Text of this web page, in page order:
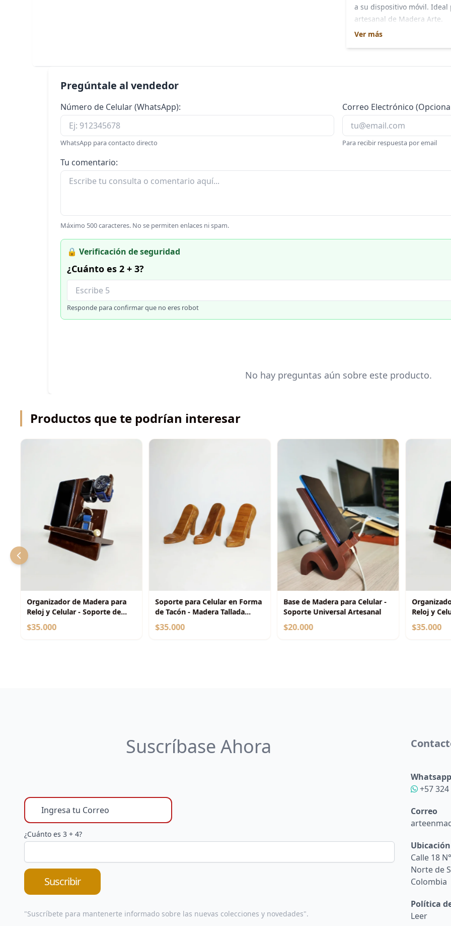
a su dispositivo móvil. Ideal
artesanal de Madera Arte.
Ver más
Pregúntale al vendedor
Número de Celular (WhatsApp):
WhatsApp para contacto directo
Correo Electrónico
Para recibir respuesta por email
Tu comentario:
Máximo 500 caracteres. No se permiten enlaces ni spam.
🔒 Verificación de seguridad
¿Cuánto es 2 + 3?
Responde para confirmar que no eres robot
No hay preguntas aún sobre este producto.
Productos que te podrían interesar
Organizador de Madera para
Reloj y Celular - Soporte de
Escritorio
$35.000
Soporte para Celular en Forma
de Tacón - Madera Tallada
Decorativa
$35.000
Base de Madera para Celular -
Soporte Universal Artesanal
$20.000
Reloj y
Escritorio
$35.000
Suscríbase Ahora
¿Cuánto es 3 + 4?
Suscribir
"Suscríbete para mantenerte informado sobre las nuevas colecciones y novedades".
Whatsapp
+57
Correo
Ubicación
Calle 18
Norte de
Colombia
Política
Leer